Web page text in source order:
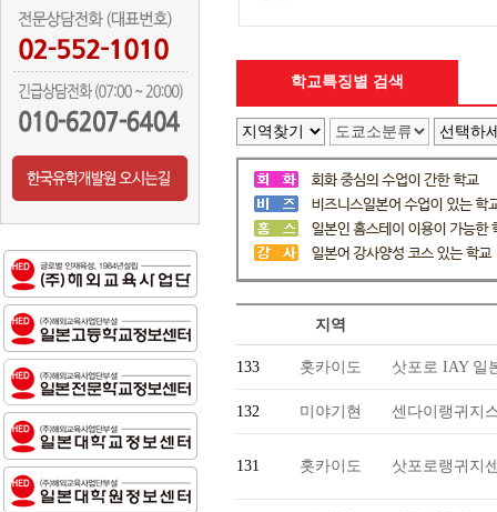
학교특징별 검색
지역
133 홋카이도 삿포로 IAY 일
132 미야기현 센다이랭귀지
131 홋카이도 삿포로랭귀지